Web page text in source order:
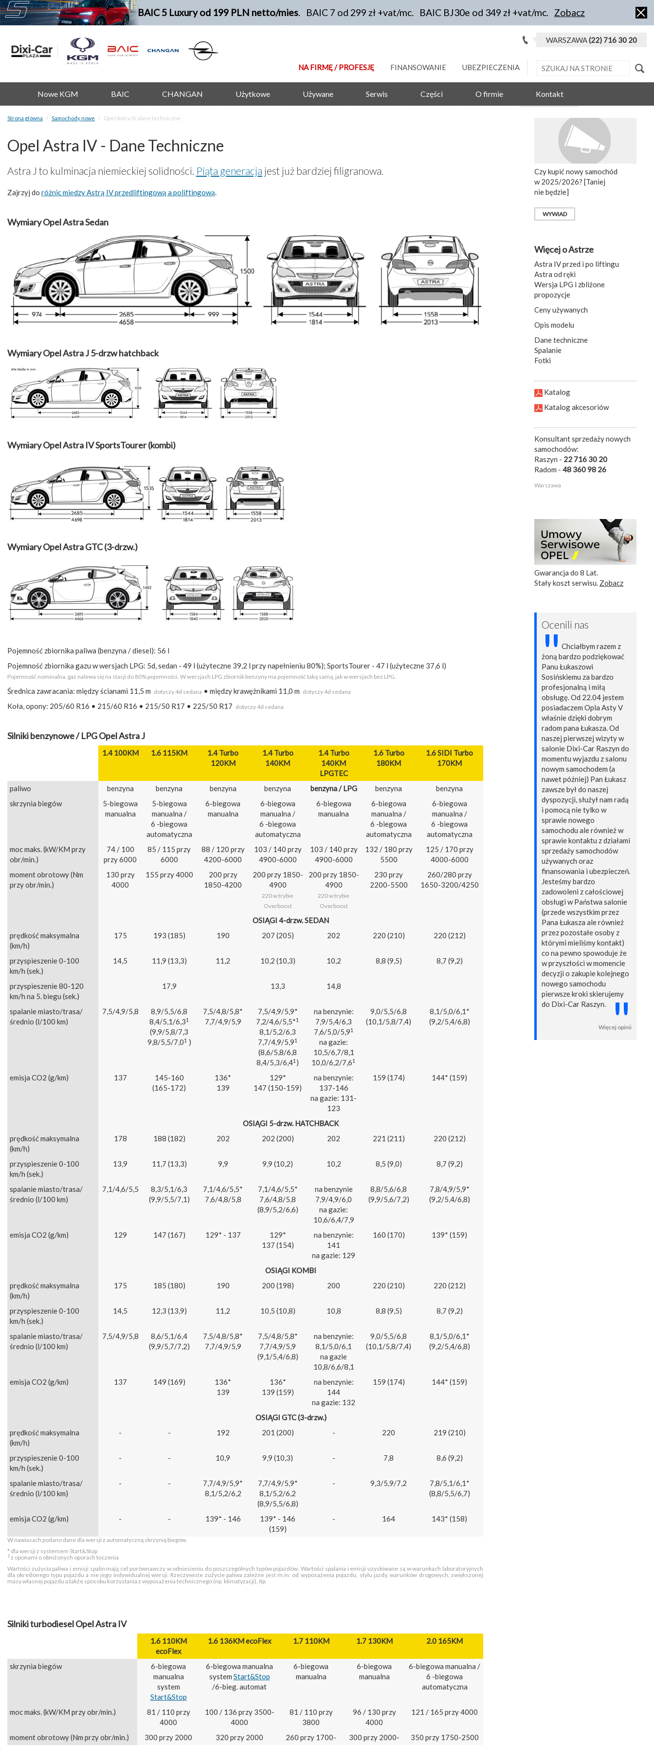
BAIC 5 Luxury od 199 PLN netto/mies. BAIC 7 od 299 zł +vat/mc. BAIC BJ30e od 349 zł +vat/mc. Zobacz
WARSZAWA(22) 716 30 20
NA FIRMĘ / PROFESJĘ FINANSOWANIE UBEZPIECZENIA
Nowe KGM BAIC CHANGAN Użytkowe Używane Serwis Części O firmie Kontakt
Strona główna Samochody nowe Opel Astra IV, dane techniczne
Opel Astra IV - Dane Techniczne
Astra J to kulminacja niemieckiej solidności. Piąta generacja jest już bardziej filigranowa.
Zajrzyj do różnic między Astrą IV przedliftingową a poliftingową.
Wymiary Opel Astra Sedan
Wymiary Opel Astra J 5-drzw hatchback
Wymiary Opel Astra IV SportsTourer (kombi)
Wymiary Opel Astra GTC (3-drzw.)
Pojemność zbiornika paliwa (benzyna / diesel): 56 l
Pojemność zbiornika gazu w wersjach LPG: 5d, sedan - 49 l (użyteczne 39,2 l przy napełnieniu 80%); SportsTourer - 47 l (użyteczne 37,6 l)
Pojemność nominalna, gaz nalewa się na stacji do 80% pojemności. W wersjach LPG zbiornik benzyny ma pojemność taką samą, jak w wersjach bez LPG.
Średnica zawracania: między ścianami 11,5 m dotyczy 4d sedana • między krawężnikami 11,0 m dotyczy 4d sedana
Koła, opony: 205/60 R16 • 215/60 R16 • 215/50 R17 • 225/50 R17 dotyczy 4d sedana
Silniki benzynowe / LPG Opel Astra J
1.4 100KM 1.6 115KM
1.4 Turbo
120KM
1.4 Turbo
140KM
1.4 Turbo
140KM
LPGTEC
1.6 Turbo
180KM
1.6 SIDI Turbo
170KM
paliwo benzyna benzyna benzyna benzyna benzyna / LPG benzyna
benzyna
skrzynia biegów
5-biegowa
manualna
5-biegowa
manualna /
6 -biegowa
automatyczna
6-biegowa
manualna
6-biegowa
manualna /
6 -biegowa
automatyczna
6-biegowa
manualna
6-biegowa
manualna /
6 -biegowa
automatyczna
6-biegowa
manualna /
6 -biegowa
automatyczna
moc maks. (kW/KM przy
obr/min.)
74 / 100
przy 6000
85 / 115 przy
6000
88 / 120 przy
4200-6000
103 / 140 przy
4900-6000
103 / 140 przy
4900-6000
132 / 180 przy
5500
125 / 170 przy
4000-6000
moment obrotowy (Nm
przy obr/min.)
130 przy
4000
155 przy 4000
200 przy
1850-4200
200 przy 1850-
4900
220 w trybie
Overboost
200 przy 1850-
4900
220 w trybie
Overboost
230 przy
2200-5500
260/280 przy
1650-3200/4250
OSIĄGI 4-drzw. SEDAN
prędkość maksymalna
(km/h)
175 193 (185) 190 207 (205) 202 220 (210) 220 (212)
przyspieszenie 0-100
km/h (sek.)
14,5 11,9 (13,3) 11,2 10,2 (10,3) 10,2 8,8 (9,5) 8,7 (9,2)
przyspieszenie 80-120
km/h na 5. biegu (sek.)
17,9 13,3 14,8
spalanie miasto/trasa/
średnio (l/100 km)
7,5/4,9/5,8
8,9/5,5/6,8
8,4/5,1/6,31
(9,9/5,8/7,3
9,8/5,5/7,01 )
7,5/4,8/5,8*
7,7/4,9/5,9
7,5/4,9/5,9*
7,2/4,6/5,5*1
8,1/5,2/6,3
7,7/4,9/5,91
(8,6/5,8/6,8
8,4/5,3/6,41 )
na benzynie:
7,9/5,4/6,3
7,6/5,0/5,91
na gazie:
10,5/6,7/8,1
10,0/6,2/7,61
9,0/5,5/6,8
(10,1/5,8/7,4)
8,1/5,0/6,1*
(9,2/5,4/6,8)
emisja CO2 (g/km) 137
145-160
(165-172)
136*
139
129*
147 (150-159)
na benzynie:
137-146
na gazie: 131-
123
159 (174) 144* (159)
OSIĄGI 5-drzw. HATCHBACK
prędkość maksymalna
(km/h)
178 188 (182) 202 202 (200) 202 221 (211) 220 (212)
przyspieszenie 0-100
km/h (sek.)
13,9 11,7 (13,3) 9,9 9,9 (10,2) 10,2 8,5 (9,0) 8,7 (9,2)
spalanie miasto/trasa/
średnio (l/100 km)
7,1/4,6/5,5
8,3/5,1/6,3
(9,9/5,5/7,1)
7,1/4,6/5,5*
7,6/4,8/5,8
7,1/4,6/5,5*
7,6/4,8/5,8
(8,9/5,2/6,6)
na benzynie
7,9/4,9/6,0
na gazie:
10,6/6,4/7,9
8,8/5,6/6,8
(9,9/5,6/7,2)
7,8/4,9/5,9*
(9,2/5,4/6,8)
emisja CO2 (g/km) 129 147 (167) 129* - 137
129*
137 (154)
na benzynie:
141
na gazie: 129
160 (170) 139* (159)
OSIĄGI KOMBI
prędkość maksymalna
(km/h)
175 185 (180) 190 200 (198) 200 220 (210) 220 (212)
przyspieszenie 0-100
km/h (sek.)
14,5 12,3 (13,9) 11,2 10,5 (10,8) 10,8 8,8 (9,5) 8,7 (9,2)
spalanie miasto/trasa/
średnio (l/100 km)
7,5/4,9/5,8
8,6/5,1/6,4
(9,9/5,7/7,2)
7,5/4,8/5,8*
7,7/4,9/5,9
7,5/4,8/5,8*
7,7/4,9/5,9
(9,1/5,4/6,8)
na benzynie:
8,1/5,0/6,1
na gazie
10,8/6,6/8,1
9,0/5,5/6,8
(10,1/5,8/7,4)
8,1/5,0/6,1*
(9,2/5,4/6,8)
emisja CO2 (g/km) 137 149 (169)
136*
139
136*
139 (159)
na benzynie:
144
na gazie: 132
159 (174) 144* (159)
OSIĄGI GTC (3-drzw.)
prędkość maksymalna
(km/h)
- - 192 201 (200) - 220 219 (210)
przyspieszenie 0-100
km/h (sek.)
- - 10,9 9,9 (10,3) - 7,8 8,6 (9,2)
spalanie miasto/trasa/
średnio (l/100 km)
- -
7,7/4,9/5,9*
8,1/5,2/6,2
7,7/4,9/5,9*
8,1/5,2/6,2
(8,9/5,5/6,8)
- 9,3/5,9/7,2
7,8/5,1/6,1*
(8,8/5,5/6,7)
emisja CO2 (g/km) - - 139* - 146
139* - 146
(159)
- 164 143* (158)
W nawiasach podano dane dla wersji z automatyczną skrzynią biegów.
* dla wersji z systemem Start&Stop
1 z oponami o obniżonych oporach toczenia
Wartości zużycia paliwa i emisji spalin mają cel porównawczy w odniesieniu do poszczególnych typów pojazdów. Wartości spalania i emisji uzyskiwane są w warunkach laboratoryjnych
dla określonego typu pojazdu a nie jego indywidualnej wersji. Rzeczywiste zużycie paliwa zależne jest m.in. od wyposażenia pojazdu, stylu jazdy, warunków drogowych, zwiększonej
masy własnej pojazdu a także sposobu korzystania z wyposażenia technicznego (np. klimatyzacji), itp.
Silniki turbodiesel Opel Astra IV
1.6 110KM
ecoFlex
1.6 136KM ecoFlex 1.7 110KM 1.7 130KM 2.0 165KM
skrzynia biegów
6-biegowa
manualna
system
Start&Stop
6-biegowa manualna
system Start&Stop
/6-bieg. automat
6-biegowa
manualna
6-biegowa
manualna
6-biegowa manualna /
6 -biegowa
automatyczna
moc maks. (kW/KM przy obr/min.)
81 / 110 przy
4000
100 / 136 przy 3500-
4000
81 / 110 przy
3800
96 / 130 przy
4000
121 / 165 przy 4000
moment obrotowy (Nm przy obr/min.) 300 przy 2000 320 przy 2000
260 przy 1700-
300 przy 2000-
350 przy 1750-2500
Czy kupić nowy samochód
w 2025/2026? [Taniej
nie będzie]
WYWIAD
Więcej o Astrze
Astra IV przed i po liftingu
Astra od ręki
Wersja LPG i zbliżone
propozycje
Ceny używanych
Opis modelu
Dane techniczne
Spalanie
Fotki
Katalog
Katalog akcesoriów
Konsultant sprzedaży nowych
samochodów:
Raszyn - 22 716 30 20
Radom - 48 360 98 26
Warszawa
Gwarancja do 8 Lat.
Stały koszt serwisu. Zobacz
Ocenili nas
"Chciałbym razem z
żoną bardzo podziękować
Panu Łukaszowi
Sosińskiemu za bardzo
profesjonalną i miłą
obsługę. Od 22.04 jestem
posiadaczem Opla Asty V
właśnie dzięki dobrym
radom pana Łukasza. Od
naszej pierwszej wizyty w
salonie Dixi-Car Raszyn do
momentu wyjazdu z salonu
nowym samochodem (a
nawet później) Pan Łukasz
zawsze był do naszej
dyspozycji, służył nam radą
i pomocą nie tylko w
sprawie nowego
samochodu ale również w
sprawie kontaktu z działami
sprzedaży samochodów
używanych oraz
finansowania i ubezpieczeń.
Jesteśmy bardzo
zadowoleni z całościowej
obsługi w Państwa salonie
(przede wszystkim przez
Pana Łukasza ale również
przez pozostałe osoby z
którymi mieliśmy kontakt)
co na pewno spowoduje że
w przyszłości w momencie
decyzji o zakupie kolejnego
nowego samochodu
pierwsze kroki skierujemy
do Dixi-Car Raszyn.
"
Więcej opinii